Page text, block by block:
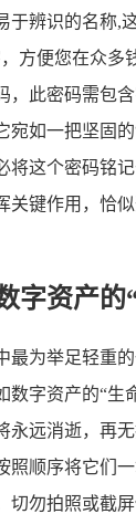
于辨识的名称,
方便您在众多
，此密码需包
宛如一把坚固
将这个密码铭
关键作用，恰
字资产的
最为举足轻重
数字资产的“生
永远消逝，再
照顺序将它们
勿拍照或截屏